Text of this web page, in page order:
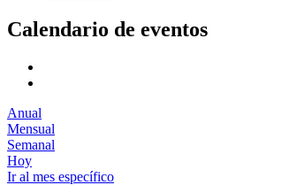
Calendario de eventos
Anual
Mensual
Semanal
Hoy
Ir al mes específico